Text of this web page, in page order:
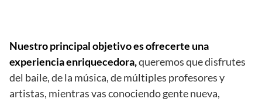
Nuestro principal objetivo es ofrecerte una
experiencia enriquecedora,queremos que disfrutes
del baile, de la música, de múltiples profesores y
artistas, mientras vas conociendo gente nueva,